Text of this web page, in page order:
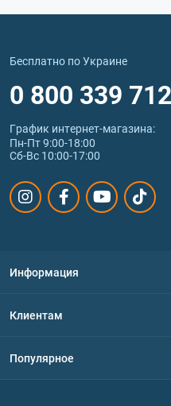
Бесплатно по Украине
0 800 339 712
График интернет‑магазина:
Пн-Пт 9:00-18:00
Сб-Вс 10:00-17:00
Информация
Политика
Клиентам
Популярное